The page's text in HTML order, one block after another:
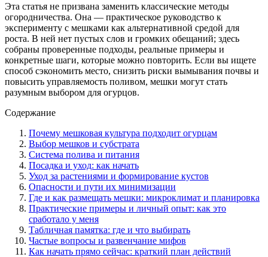
Эта статья не призвана заменить классические методы
огородничества. Она — практическое руководство к
эксперименту с мешками как альтернативной средой для
роста. В ней нет пустых слов и громких обещаний; здесь
собраны проверенные подходы, реальные примеры и
конкретные шаги, которые можно повторить. Если вы ищете
способ сэкономить место, снизить риски вымывания почвы и
повысить управляемость поливом, мешки могут стать
разумным выбором для огурцов.
Содержание
Почему мешковая культура подходит огурцам
Выбор мешков и субстрата
Система полива и питания
Посадка и уход: как начать
Уход за растениями и формирование кустов
Опасности и пути их минимизации
Где и как размещать мешки: микроклимат и планировка
Практические примеры и личный опыт: как это
сработало у меня
Табличная памятка: где и что выбирать
Частые вопросы и развенчание мифов
Как начать прямо сейчас: краткий план действий